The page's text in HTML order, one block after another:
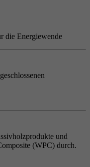
die Energiewende
und
(WPC) durch.